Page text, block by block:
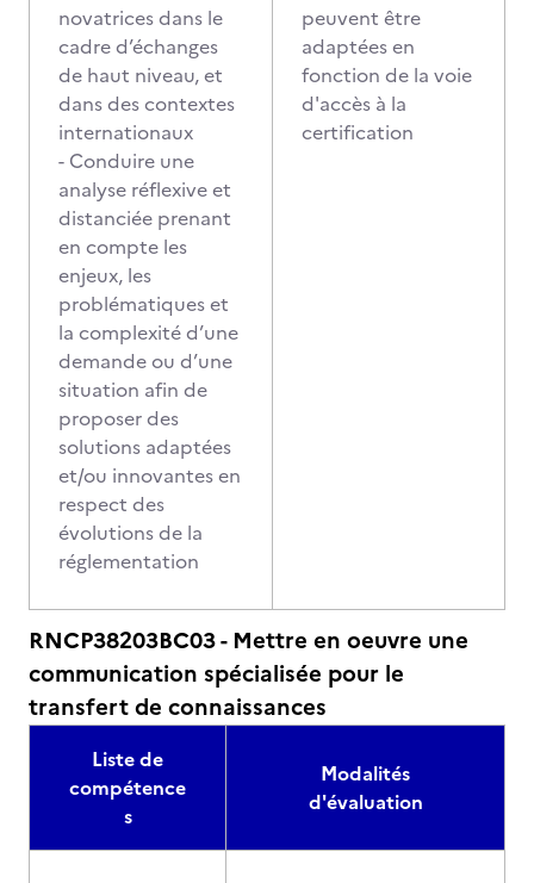
novatrices dans le
cadre d’échanges
de haut niveau, et
dans des contextes
internationaux
- Conduire une
analyse réflexive et
distanciée prenant
en compte les
enjeux, les
problématiques et
la complexité d’une
demande ou d’une
situation afin de
proposer des
solutions adaptées
et/ou innovantes en
respect des
évolutions de la
réglementation
peuvent être
adaptées en
fonction de la voie
d'accès à la
certification
RNCP38203BC03 - Mettre en oeuvre une
communication spécialisée pour le
transfert de connaissances
Liste de
compétence
s
Modalités
d'évaluation